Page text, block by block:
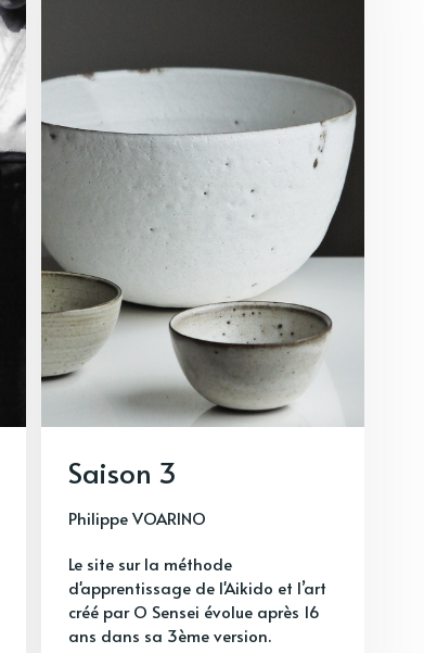
Saison 3
Philippe VOARINO
Le site sur la méthode
d'apprentissage de l'Aikido et l’art
créé par O Sensei évolue après 16
ans dans sa 3ème version.